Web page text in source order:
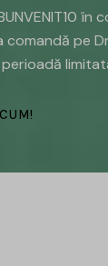
în
comandă pe